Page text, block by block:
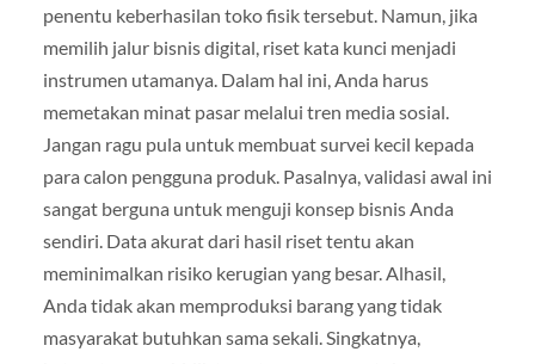
penentu keberhasilan toko fisik tersebut. Namun, jika
memilih jalur bisnis digital, riset kata kunci menjadi
instrumen utamanya. Dalam hal ini, Anda harus
memetakan minat pasar melalui tren media sosial.
Jangan ragu pula untuk membuat survei kecil kepada
para calon pengguna produk. Pasalnya, validasi awal ini
sangat berguna untuk menguji konsep bisnis Anda
sendiri. Data akurat dari hasil riset tentu akan
meminimalkan risiko kerugian yang besar. Alhasil,
Anda tidak akan memproduksi barang yang tidak
masyarakat butuhkan sama sekali. Singkatnya,